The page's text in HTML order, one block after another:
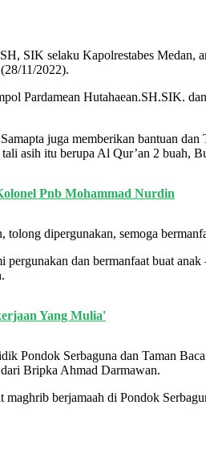
SIK selaku Kapolrestabes Medan,
11/2022).
Pardamean Hutahaean.SH.SIK.
juga memberikan bantuan
asih itu berupa Al Qur’an 2 buah,
Pnb Mohammad Nurdin
dipergunakan, semoga
dan bermanfaat buat
Yang Mulia'
Pondok Serbaguna dan Taman
Bripka Ahmad Darmawan.
berjamaah di Pondok